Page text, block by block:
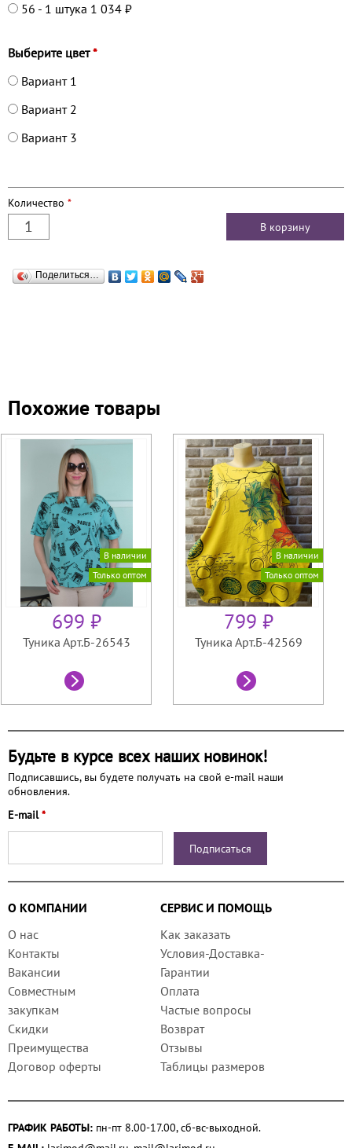
56 - 1 штука 1 034 ₽
Выберите цвет*
Вариант 1
Вариант 2
Вариант 3
Количество *
Поделиться…
Похожие товары
В наличии
Только оптом
699 ₽
Туника Арт.Б-26543
В наличии
Только оптом
799 ₽
Туника Арт.Б-42569
Будьте в курсе всех наших новинок!
Подписавшись, вы будете получать на свой e-mail наши
обновления.
E-mail*
О КОМПАНИИ
СЕРВИС И ПОМОЩЬ
О нас
Контакты
Вакансии
Совместным
закупкам
Скидки
Преимущества
Договор оферты
Как заказать
Условия-Доставка-
Гарантии
Оплата
Частые вопросы
Возврат
Отзывы
Таблицы размеров
ГРАФИК РАБОТЫ: пн-пт 8.00-17.00, сб-вс-выходной.